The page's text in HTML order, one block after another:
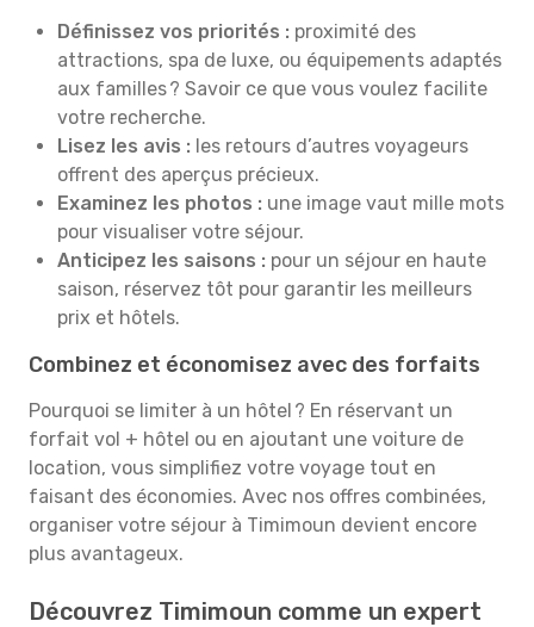
Définissez vos priorités : proximité des
attractions, spa de luxe, ou équipements adaptés
aux familles ? Savoir ce que vous voulez facilite
votre recherche.
Lisez les avis : les retours d’autres voyageurs
offrent des aperçus précieux.
Examinez les photos : une image vaut mille mots
pour visualiser votre séjour.
Anticipez les saisons : pour un séjour en haute
saison, réservez tôt pour garantir les meilleurs
prix et hôtels.
Combinez et économisez avec des forfaits
Pourquoi se limiter à un hôtel ? En réservant un
forfait vol + hôtel ou en ajoutant une voiture de
location, vous simplifiez votre voyage tout en
faisant des économies. Avec nos offres combinées,
organiser votre séjour à Timimoun devient encore
plus avantageux.
Découvrez Timimoun comme un expert